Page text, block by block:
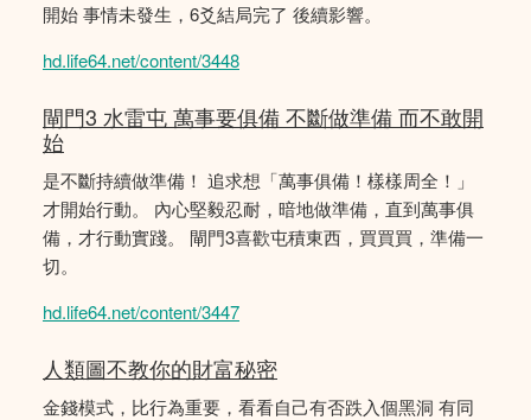
開始 事情未發生，6爻結局完了 後續影響。
hd.life64.net/content/3448
閘門3 水雷屯 萬事要俱備 不斷做準備 而不敢開
始
是不斷持續做準備！ 追求想「萬事俱備！樣樣周全！」
才開始行動。 內心堅毅忍耐，暗地做準備，直到萬事俱
備，才行動實踐。 閘門3喜歡屯積東西，買買買，準備一
切。
hd.life64.net/content/3447
人類圖不教你的財富秘密
金錢模式，比行為重要，看看自己有否跌入個黑洞 有同